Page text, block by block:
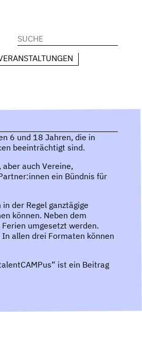
Suchen
nach:
6 und 18 Jahren, die in
beeinträchtigt sind.
auch Vereine,
ein Bündnis für
der Regel ganztägige
können. Neben dem
umgesetzt werden.
allen drei Formaten können
ist ein Beitrag